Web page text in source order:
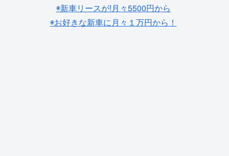
◉新車リースが!月々5500円から
◉お好きな新車に月々１万円から！